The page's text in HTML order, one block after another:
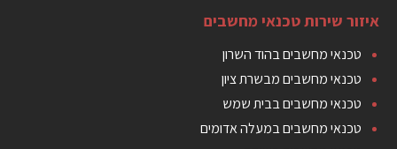
איזור שירות טכנאי מחשבים
טכנאי מחשבים בהוד השרון
טכנאי מחשבים מבשרת ציון
טכנאי מחשבים בבית שמש
טכנאי מחשבים במעלה אדומים